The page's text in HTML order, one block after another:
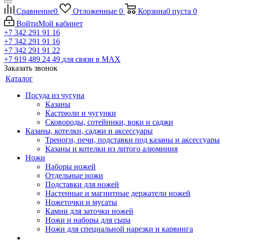
Сравнение0 Отложенные 0 Корзина0 пуста 0
ВойтиМой кабинет
+7 342 291 91 16
+7 342 291 91 16
+7 342 291 91 22
+7 919 489 24 49 для связи в МАХ
Заказать звонок
Каталог
Посуда из чугуна
Казаны
Кастрюли и чугунки
Сковороды, сотейники, воки и саджи
Казаны, котелки, саджи и аксессуары
Треноги, печи, подставки под казаны и аксессуары
Казаны и котелки из литого алюминия
Ножи
Наборы ножей
Отдельные ножи
Подставки для ножей
Настенные и магнитные держатели ножей
Ножеточки и мусаты
Камни для заточки ножей
Ножи и наборы для сыра
Ножи для специальной нарезки и карвинга